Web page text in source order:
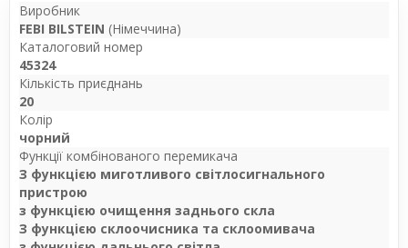
Виробник
FEBI BILSTEIN (Німеччина)
Каталоговий номер
45324
Кількість приєднань
20
Колір
чорний
Функції комбінованого перемикача
З функцією миготливого світлосигнального
пристрою
з функцією очищення заднього скла
З функцією склоочисника та склоомивача